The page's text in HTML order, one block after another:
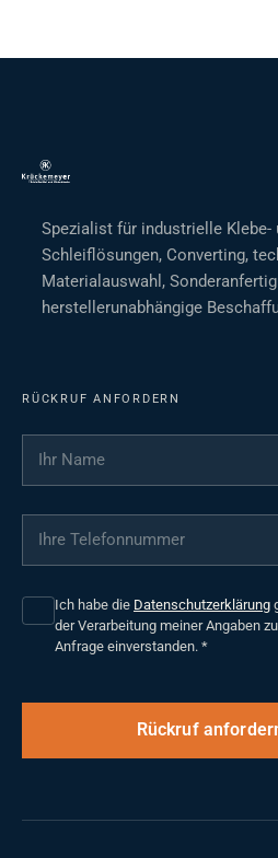
Spezialist für industrielle Klebe-
Schleiflösungen, Converting,
Materialauswahl,
herstellerunabhängige
RÜCKRUF ANFORDERN
Ihr Name
Ihre Telefonnummer
Ich habe die Datenschutzerklärung
der Verarbeitung meiner Angaben
Anfrage einverstanden. *
Rückruf